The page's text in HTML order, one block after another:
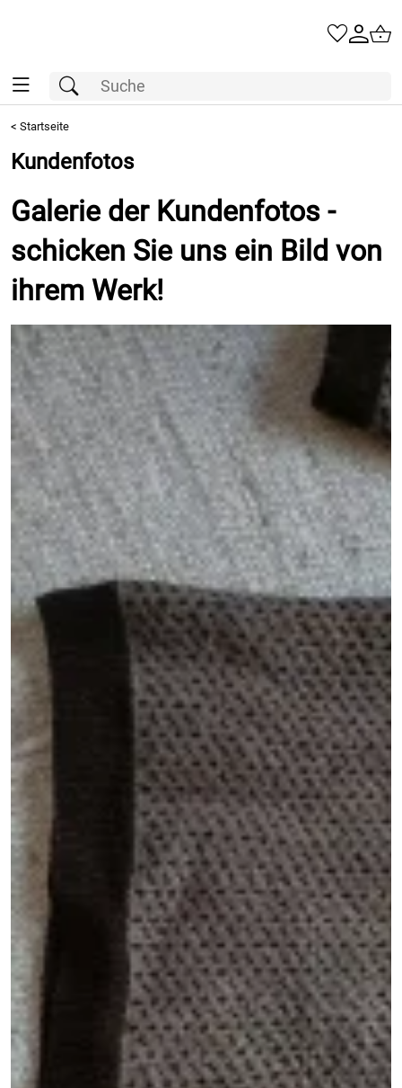
< Startseite
Kundenfotos
Galerie der Kundenfotos -
schicken Sie uns ein Bild von
ihrem Werk!